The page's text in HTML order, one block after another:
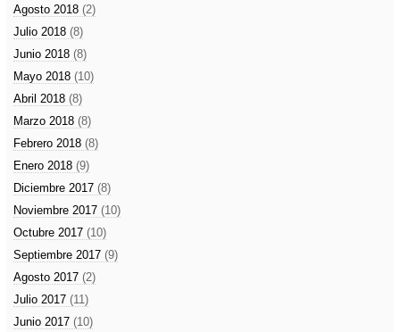
Agosto 2018 (2)
Julio 2018 (8)
Junio 2018 (8)
Mayo 2018 (10)
Abril 2018 (8)
Marzo 2018 (8)
Febrero 2018 (8)
Enero 2018 (9)
Diciembre 2017 (8)
Noviembre 2017 (10)
Octubre 2017 (10)
Septiembre 2017 (9)
Agosto 2017 (2)
Julio 2017 (11)
Junio 2017 (10)